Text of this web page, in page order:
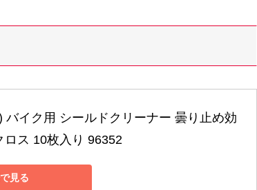
バイク用 シールドクリーナー 曇り止め効
ス 10枚入り 96352
見る